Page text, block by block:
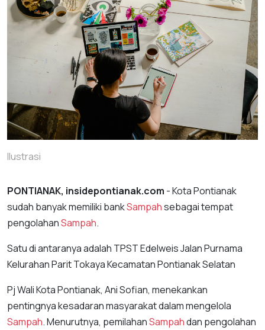
Ilustrasi
PONTIANAK, insidepontianak.com - Kota Pontianak
sudah banyak memiliki bankSampahsebagai tempat
pengolahanSampah.
Satu di antaranya adalah TPST Edelweis Jalan Purnama
Kelurahan Parit Tokaya Kecamatan Pontianak Selatan
Pj Wali Kota Pontianak, Ani Sofian, menekankan
pentingnya kesadaran masyarakat dalam mengelola
Sampah. Menurutnya, pemilahanSampahdan pengolahan